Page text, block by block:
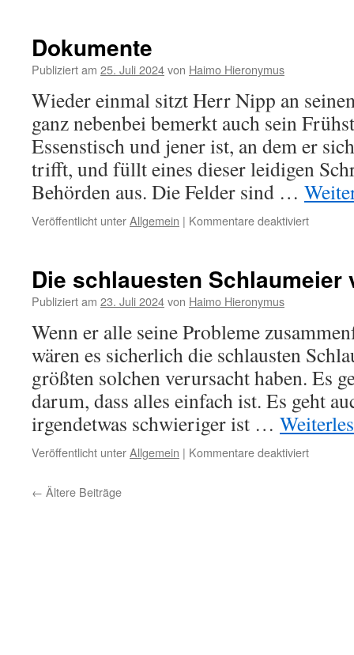
Dokumente
Publiziert am 25. Juli 2024von Haimo Hieronymus
Wieder einmal sitzt Herr Nipp an
ganz nebenbei bemerkt auch sein
Essenstisch und jener ist, an dem er
trifft, und füllt eines dieser leidigen
Behörden aus. Die Felder sind …
Veröffentlicht unterAllgemein | Kommentare deaktiviertfür
Die schlauesten Schlaumeier
Publiziert am 23. Juli 2024von Haimo Hieronymus
Wenn er alle seine Probleme
wären es sicherlich die schlausten
größten solchen verursacht haben. Es
darum, dass alles einfach ist. Es geht
irgendetwas schwieriger ist …
Veröffentlicht unterAllgemein | Kommentare deaktiviertfür
← Ältere Beiträge